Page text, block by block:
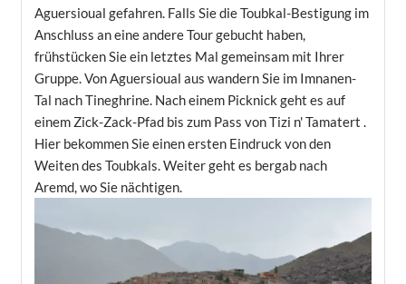
Aguersioual gefahren. Falls Sie die Toubkal-Bestigung im
Anschluss an eine andere Tour gebucht haben,
frühstücken Sie ein letztes Mal gemeinsam mit Ihrer
Gruppe. Von Aguersioual aus wandern Sie im Imnanen-
Tal nach Tineghrine. Nach einem Picknick geht es auf
einem Zick-Zack-Pfad bis zum Pass von Tizi n' Tamatert .
Hier bekommen Sie einen ersten Eindruck von den
Weiten des Toubkals. Weiter geht es bergab nach
Aremd, wo Sie nächtigen.